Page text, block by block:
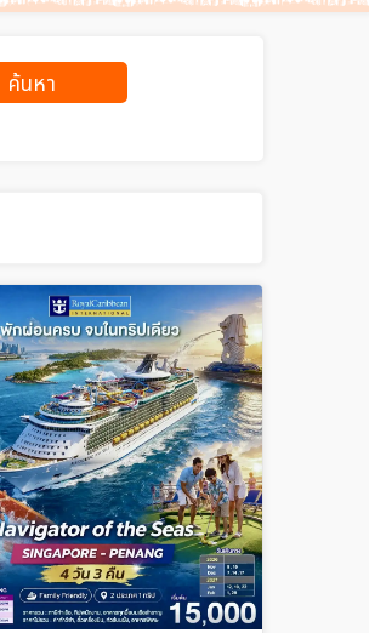
ค้นหา